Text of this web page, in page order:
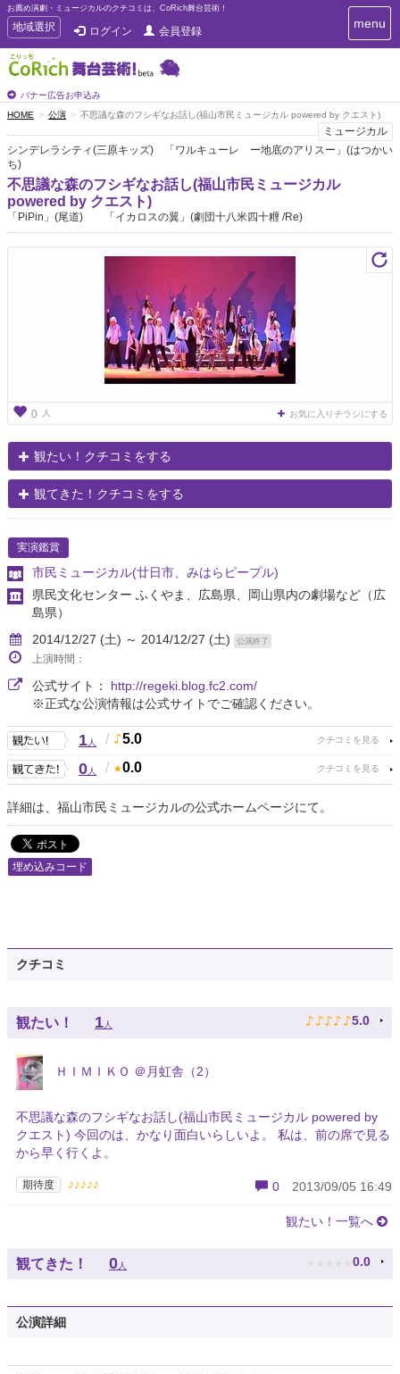
お薦め演劇・ミュージカルのクチコミは、CoRich舞台芸術！
T
o
g
g
e
n
a
v
i
g
a
t
地域選択 ログイン 会員登録
バナー広告お申込み
T
o
e
n
a
t
menu
HOME 公演 不思議な森のフシギなお話し(福山市民ミュージカル powered by クエスト)
ミュージカル
シンデレラシティ(三原キッズ) 「ワルキューレ ー地底のアリスー」(はつかい
ち)
不思議な森のフシギなお話し(福山市民ミュージカル
powered by クエスト)
「PiPin」(尾道) 「イカロスの翼」(劇団十八米四十糎 /Re)
0 人 お気に入りチラシにする
観たい！クチコミをする
観てきた！クチコミをする
実演鑑賞
市民ミュージカル(廿日市、みはらピープル)
県民文化センター ふくやま、広島県、岡山県内の劇場など （広
島県）
2014/12/27 (土) ～ 2014/12/27 (土)
公演終了
上演時間：
公式サイト： http://regeki.blog.fc2.com/
※正式な公演情報は公式サイトでご確認ください。
1人 / 5.0
0人 / 0.0
詳細は、福山市民ミュージカルの公式ホームページにて。
埋め込みコード
クチコミ
観たい！ 1人 ♪ ♪ ♪ ♪ ♪ 5.0
ＨＩＭＩＫＯ ＠月虹舎（2）
不思議な森のフシギなお話し(福山市民ミュージカル powered by
クエスト) 今回のは、かなり面白いらしいよ。 私は、前の席で見る
から早く行くよ。
期待度 ♪♪♪♪♪ 0 2013/09/05 16:49
観たい！一覧へ
観てきた！ 0 人 ★ ★ ★ ★ ★ 0.0
公演詳細